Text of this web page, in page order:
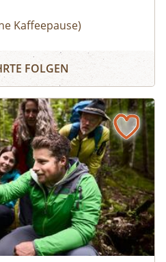
Kaffeepause)
Ranger:in – wilde
Auf Wunsch ist eine
Pavillon
(nicht im Preis
organisiert
und festes
ist
Gesäuse
FOLGEN